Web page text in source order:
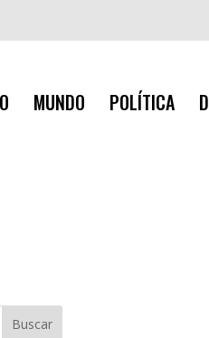
MUNDO POLÍTICA
Buscar